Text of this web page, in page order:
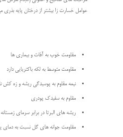
عوامل خسارت زا بیشتر از درختان پایه بذری
مقاومت خوب به آفات و بیماری ها
مقاومت متوسط به لکه باکتریایی دارد
نیمه مقاوم به پوسیدگی ریشه و زه کش
مقاوم به سفیدک پودری
ريشه های البرتا در برابر سرمای
مقاومت جوانه های گل نسبت به دمای